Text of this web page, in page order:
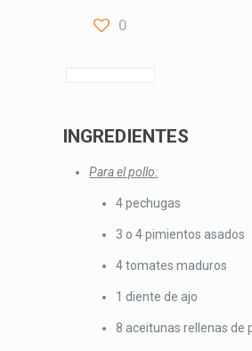
0
INGREDIENTES
Para el pollo:
4 pechugas
3 o 4 pimientos asados
4 tomates maduros
1 diente de ajo
8 aceitunas rellenas de